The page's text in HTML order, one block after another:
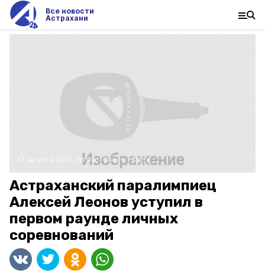
Все новости
Астрахани
31 августа 2021, 08:00 Спорт Фото:
Астраханский паралимпиец
Алексей Леонов уступил в
первом раунде личных
соревнований